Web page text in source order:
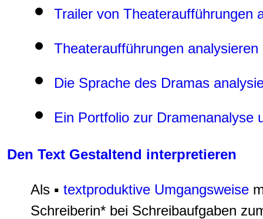
Trailer von Theateraufführungen
Theateraufführungen analysieren
Die Sprache des Dramas
Ein Portfolio zur Dramenanalyse
Den Text Gestaltend interpretieren
Als ▪ textproduktive Umgangsweise
Schreiberin* bei Schreibaufgaben